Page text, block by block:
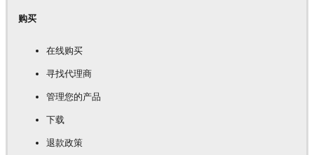
购买
在线购买
寻找代理商
管理您的产品
下载
退款政策